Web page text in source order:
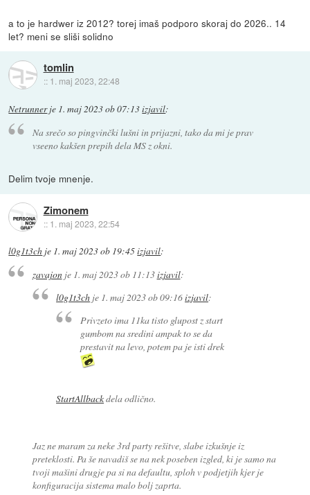
a to je hardwer iz 2012? torej imaš podporo skoraj do 2026.. 14
let? meni se sliši solidno
tomlin
:: 1. maj 2023, 22:48
Netrunnerje 1. maj 2023 ob 07:13izjavil:
Na srečo so pingvinčki lušni in prijazni, tako da mi je prav
vseeno kakšen prepih dela MS z okni.
Delim tvoje mnenje.
Zimonem
:: 1. maj 2023, 22:54
l0g1t3ch je 1. maj 2023 ob 19:45izjavil:
zavajonje 1. maj 2023 ob 11:13izjavil:
l0g1t3ch je 1. maj 2023 ob 09:16izjavil:
Privzeto ima 11ka tisto glupost z start
gumbom na sredini ampak to se da
prestavit na levo, potem pa je isti drek
StartAllbackdela odlično.
Jaz ne maram za neke 3rd party rešitve, slabe izkušnje iz
preteklosti. Pa še navadiš se na nek poseben izgled, ki je samo na
tvoji mašini drugje pa si na defaultu, sploh v podjetjih kjer je
konfiguracija sistema malo bolj zaprta.